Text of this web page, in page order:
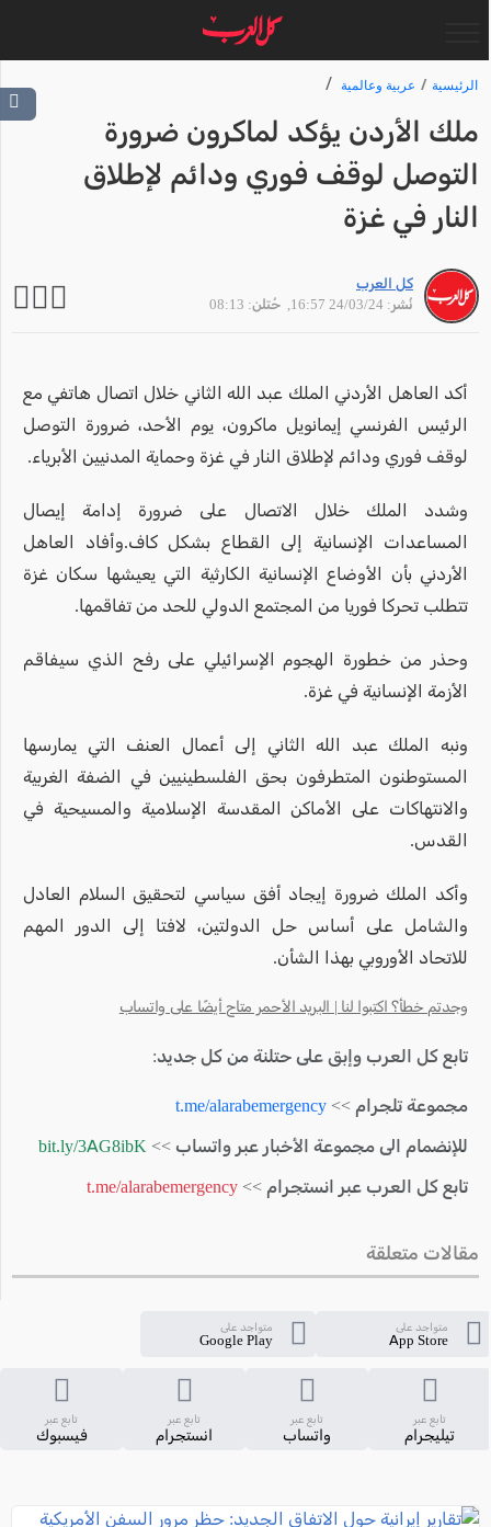
الرئيسية عربية وعالمية
ملك الأردن يؤكد لماكرون ضرورة
التوصل لوقف فوري ودائم لإطلاق
النار في غزة
كل العرب
نُشر: 24/03/24 16:57
, حُتلن: 08:13
أكد العاهل الأردني الملك عبد الله الثاني خلال اتصال هاتفي مع
الرئيس الفرنسي إيمانويل ماكرون، يوم الأحد، ضرورة التوصل
لوقف فوري ودائم لإطلاق النار في غزة وحماية المدنيين الأبرياء.
وشدد الملك خلال الاتصال على ضرورة إدامة إيصال
المساعدات الإنسانية إلى القطاع بشكل كاف.وأفاد العاهل
الأردني بأن الأوضاع الإنسانية الكارثية التي يعيشها سكان غزة
تتطلب تحركا فوريا من المجتمع الدولي للحد من تفاقمها.
وحذر من خطورة الهجوم الإسرائيلي على رفح الذي سيفاقم
الأزمة الإنسانية في غزة.
ونبه الملك عبد الله الثاني إلى أعمال العنف التي يمارسها
المستوطنون المتطرفون بحق الفلسطينيين في الضفة الغربية
والانتهاكات على الأماكن المقدسة الإسلامية والمسيحية في
القدس.
وأكد الملك ضرورة إيجاد أفق سياسي لتحقيق السلام العادل
والشامل على أساس حل الدولتين، لافتا إلى الدور المهم
للاتحاد الأوروبي بهذا الشأن.
وجدتم خطأ؟ اكتبوا لنا | البريد الأحمر متاح أيضًا على واتساب
تابع كل العرب وإبق على حتلنة من كل جديد:
مجموعة تلجرام >> t.me/alarabemergency
للإنضمام الى مجموعة الأخبار عبر واتساب >> bit.ly/3AG8ibK
تابع كل العرب عبر انستجرام >> t.me/alarabemergency
مقالات متعلقة
متواجد على
App Store
متواجد على
Google Play
تابع عبر
تيليجرام
تابع عبر
واتساب
تابع عبر
انستجرام
تابع عبر
فيسبوك